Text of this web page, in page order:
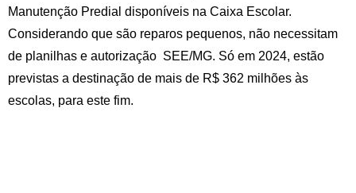
Manutenção Predial disponíveis na Caixa Escolar.
Considerando que são reparos pequenos, não necessitam
de planilhas e autorização SEE/MG. Só em 2024, estão
previstas a destinação de mais de R$ 362 milhões às
escolas, para este fim.